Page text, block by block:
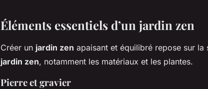
Éléments essentiels d’un jardin zen
Créer un jardin zen apaisant et équilibré repose sur la
jardin zen, notamment les matériaux et les plantes.
Pierre et gravier